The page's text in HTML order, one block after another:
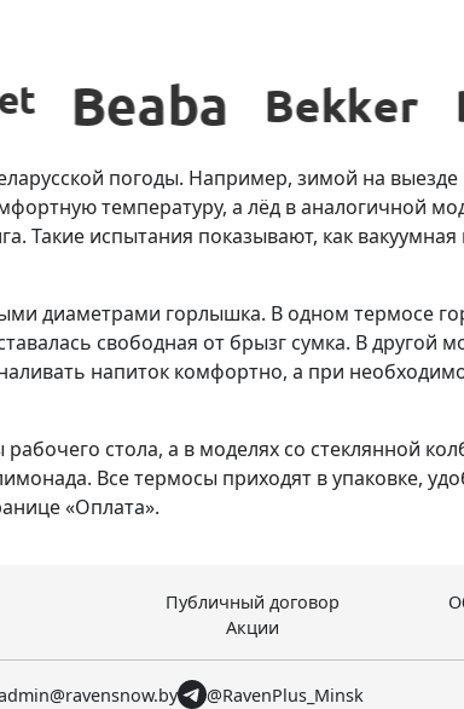
погоды. Например, зимой на
температуру, а лёд в аналогичной
Такие испытания показывают, как
диаметрами горлышка. В одном термосе
свободная от брызг сумка. В другой
напиток комфортно, а при
стола, а в моделях со стеклянной
Все термосы приходят в упаковке,
«Оплата».
Публичный договор
Акции
@RavenPlus_Minsk